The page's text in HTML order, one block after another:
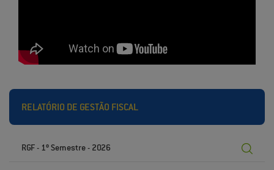
RELATÓRIO DE GESTÃO FISCAL
RGF - 1º Semestre - 2026